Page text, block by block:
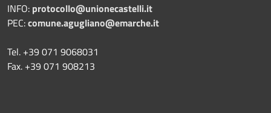
INFO: protocollo@unionecastelli.it
PEC:comune.agugliano@emarche.it
Tel. +39 071 9068031
Fax. +39 071 908213